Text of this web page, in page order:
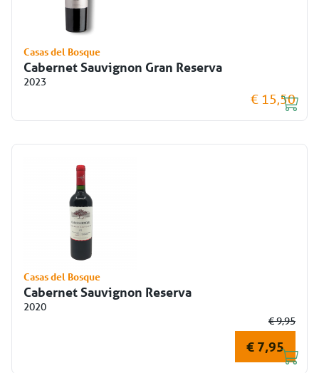
Casas del Bosque
Cabernet Sauvignon Gran Reserva
2023
€ 15,50
Casas del Bosque
Cabernet Sauvignon Reserva
2020
€ 9,95
€ 7,95